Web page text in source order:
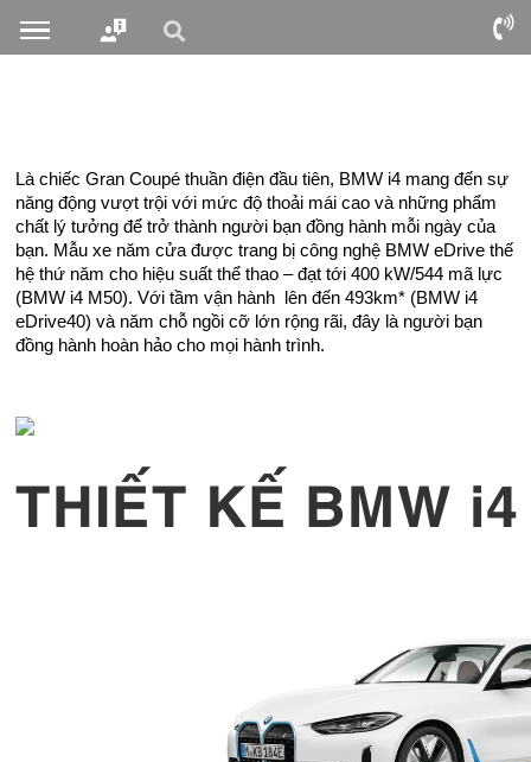
Là chiếc Gran Coupé thuần điện đầu tiên, BMW i4 mang đến sự
năng động vượt trội với mức độ thoải mái cao và những phẩm
chất lý tưởng để trở thành người bạn đồng hành mỗi ngày của
bạn. Mẫu xe năm cửa được trang bị công nghệ BMW eDrive thế
hệ thứ năm cho hiệu suất thể thao – đạt tới 400 kW/544 mã lực
(BMW i4 M50). Với tầm vận hành lên đến 493km* (BMW i4
eDrive40) và năm chỗ ngồi cỡ lớn rộng rãi, đây là người bạn
đồng hành hoàn hảo cho mọi hành trình.
THIẾT KẾ BMW